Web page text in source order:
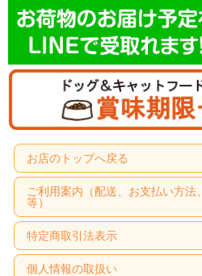
お店のトップへ戻る
ご利用案内（配送、お支払い方法
等）
特定商取引法表示
個人情報の取扱い